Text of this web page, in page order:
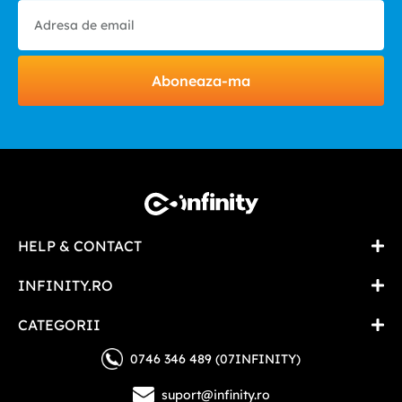
Aboneaza-ma
HELP & CONTACT
INFINITY.RO
CATEGORII
0746 346 489 (07INFINITY)
suport@infinity.ro